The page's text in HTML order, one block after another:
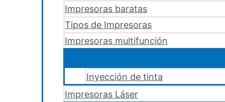
Impresoras baratas
Tipos de Impresoras
Impresoras multifunción
Inyección de tinta
Impresoras Láser